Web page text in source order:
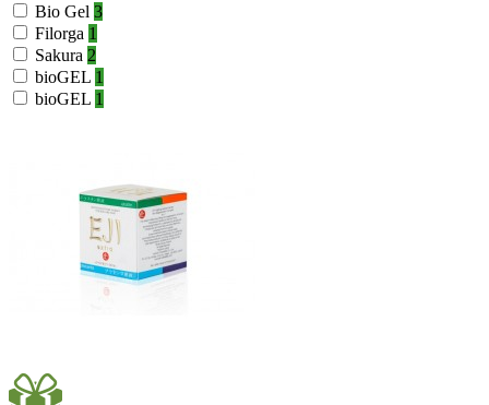
Bio Gel 3
Filorga 1
Sakura 2
bioGEL 1
bioGE L 1